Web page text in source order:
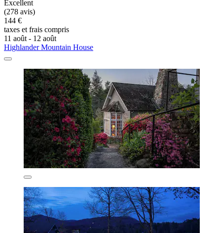
Excellent
(278 avis)
144 €
taxes et frais compris
11 août - 12 août
Highlander Mountain House